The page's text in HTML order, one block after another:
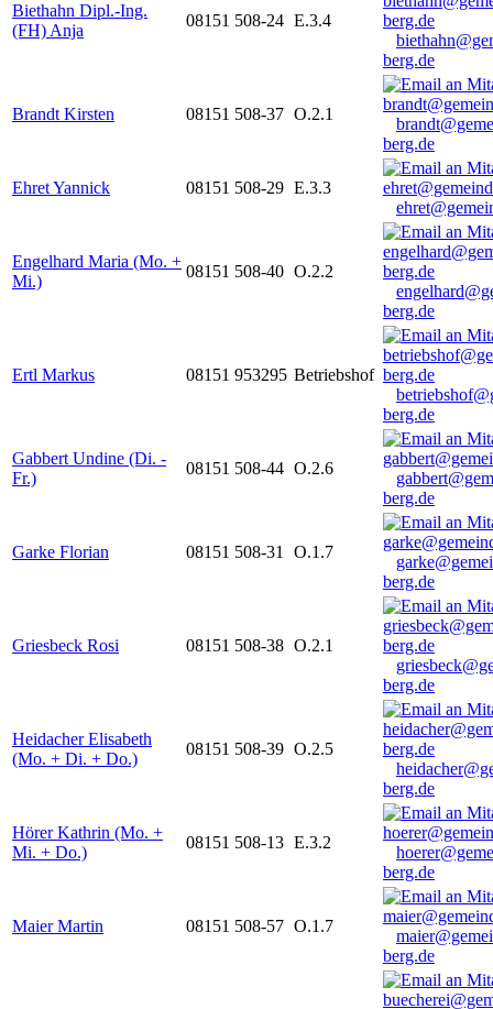
Biethahn Dipl.-Ing.
(FH) Anja
08151 508-24 E.3.4
berg.de
Brandt Kirsten 08151 508-37 O.2.1
berg.de
Ehret Yannick 08151 508-29 E.3.3
Engelhard Maria (Mo. +
Mi.)
08151 508-40 O.2.2
berg.de
Ertl Markus 08151 953295 Betriebshof
berg.de
Gabbert Undine (Di. -
Fr.)
08151 508-44 O.2.6
berg.de
Garke Florian 08151 508-31 O.1.7
berg.de
Griesbeck Rosi 08151 508-38 O.2.1
berg.de
Heidacher Elisabeth
(Mo. + Di. + Do.)
08151 508-39 O.2.5
berg.de
Hörer Kathrin (Mo. +
Mi. + Do.)
08151 508-13 E.3.2
berg.de
Maier Martin 08151 508-57 O.1.7
berg.de